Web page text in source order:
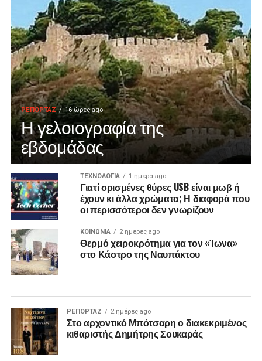
ΡΕΠΟΡΤΑΖ 16 ώρες ago
Η γελοιογραφία της
εβδομάδας
ΤΕΧΝΟΛΟΓΙΑ 1 ημέρα ago
Γιατί ορισμένες θύρες USB είναι μωβ ή
έχουν κι άλλα χρώματα; Η διαφορά που
οι περισσότεροι δεν γνωρίζουν
ΚΟΙΝΩΝΙΑ 2 ημέρες ago
Θερμό χειροκρότημα για τον «Ίωνα»
στο Κάστρο της Ναυπάκτου
ΡΕΠΟΡΤΑΖ 2 ημέρες ago
Στο αρχοντικό Μπότσαρη ο διακεκριμένος
κιθαριστής Δημήτρης Σουκαράς